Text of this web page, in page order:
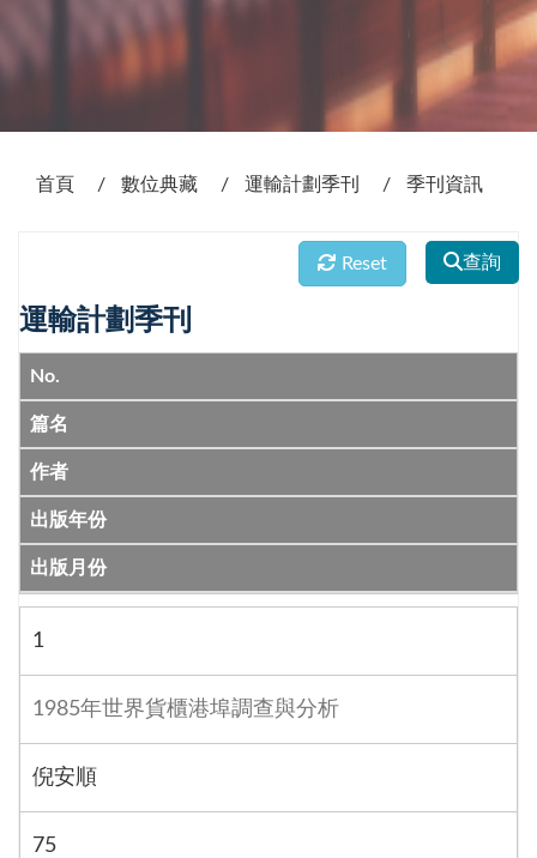
首頁 數位典藏 運輸計劃季刊 季刊資訊
查詢
Reset
運輸計劃季刊
No.
篇名
作者
出版年份
出版月份
1
1985年世界貨櫃港埠調查與分析
倪安順
75